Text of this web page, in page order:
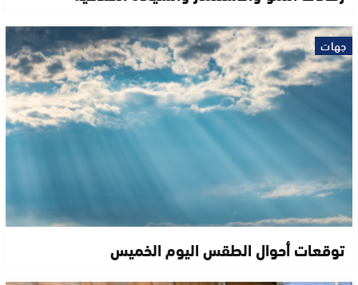
جهات
توقعات أحوال الطقس اليوم الخميس